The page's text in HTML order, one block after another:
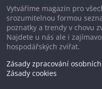
Vytváříme magazín pro
srozumitelnou formou
poznatky a trendy v chovu
Najdete u nás ale i
hospodářských zvířat.
Zásady zpracování
Zásady cookies